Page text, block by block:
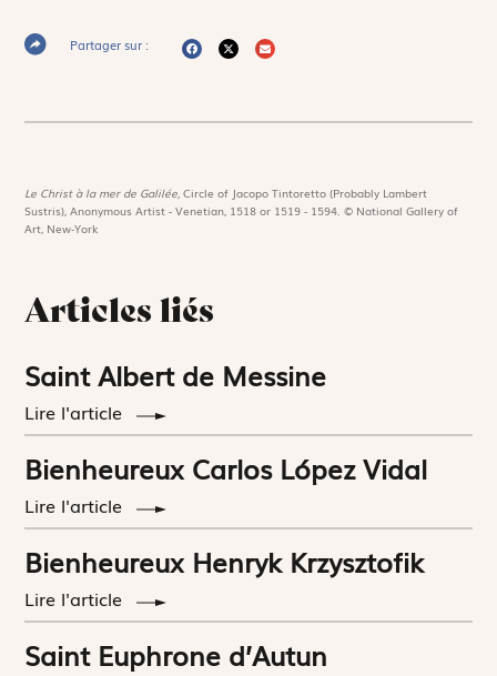
Partager sur :
Le Christ à la mer de Galilée,Circle of Jacopo Tintoretto (Probably Lambert
Sustris), Anonymous Artist - Venetian, 1518 or 1519 - 1594. © National Gallery of
Art, New-York
Articles liés
Saint Albert de Messine
Lire l'article
Bienheureux Carlos López Vidal
Lire l'article
Bienheureux Henryk Krzysztofik
Lire l'article
Saint Euphrone d’Autun